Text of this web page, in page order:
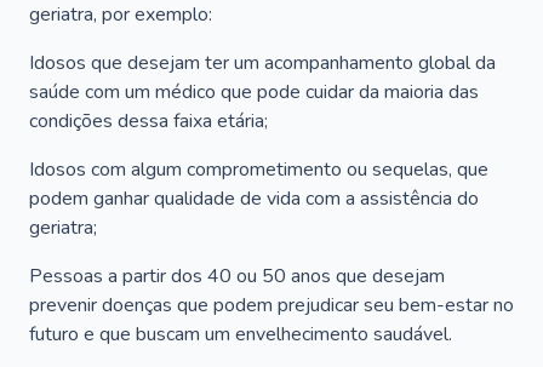
geriatra, por exemplo:
Idosos que desejam ter um acompanhamento global da
saúde com um médico que pode cuidar da maioria das
condições dessa faixa etária;
Idosos com algum comprometimento ou sequelas, que
podem ganhar qualidade de vida com a assistência do
geriatra;
Pessoas a partir dos 40 ou 50 anos que desejam
prevenir doenças que podem prejudicar seu bem-estar no
futuro e que buscam um envelhecimento saudável.